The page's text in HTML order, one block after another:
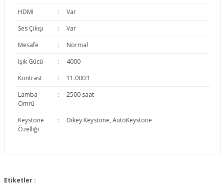
HDMI
:
Var
Ses Çıkışı
:
Var
Mesafe
:
Normal
Işık Gücü
:
4000
Kontrast
:
11.000:1
Lamba
Ömrü
: 2500 saat
Keystone
Özelliği
: Dikey Keystone, AutoKeystone
konularda yetersiz gördüğünüz noktaları öneri formunu
Etiketler :